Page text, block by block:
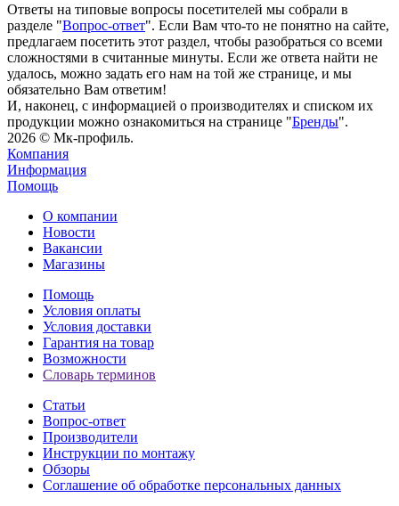
Ответы на типовые вопросы посетителей мы собрали в
разделе "Вопрос-ответ". Если Вам что-то не понятно на сайте,
предлагаем посетить этот раздел, чтобы разобраться со всеми
сложностями в считанные минуты. Если же ответа найти не
удалось, можно задать его нам на той же странице, и мы
обязательно Вам ответим!
И, наконец, с информацией о производителях и списком их
продукции можно ознакомиться на странице "Бренды".
2026 © Мк-профиль.
Компания
Информация
Помощь
О компании
Новости
Вакансии
Магазины
Помощь
Условия оплаты
Условия доставки
Гарантия на товар
Возможности
Словарь терминов
Статьи
Вопрос-ответ
Производители
Инструкции по монтажу
Обзоры
Соглашение об обработке персональных данных